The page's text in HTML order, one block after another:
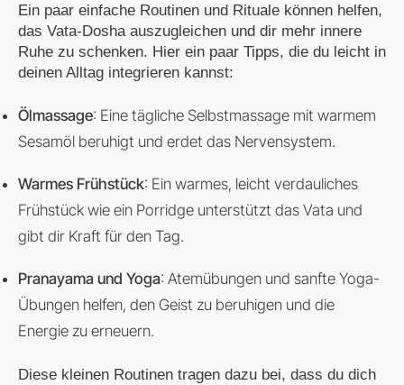
Ein paar einfache Routinen und Rituale können helfen,
das Vata-Dosha auszugleichen und dir mehr innere
Ruhe zu schenken. Hier ein paar Tipps, die du leicht in
deinen Alltag integrieren kannst:
Ölmassage: Eine tägliche Selbstmassage mit warmem
Sesamöl beruhigt und erdet das Nervensystem.
Warmes Frühstück: Ein warmes, leicht verdauliches
Frühstück wie ein Porridge unterstützt das Vata und
gibt dir Kraft für den Tag.
Pranayama und Yoga: Atemübungen und sanfte Yoga-
Übungen helfen, den Geist zu beruhigen und die
Energie zu erneuern.
Diese kleinen Routinen tragen dazu bei, dass du dich